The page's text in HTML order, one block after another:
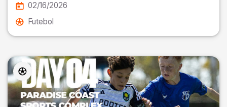
02/16/2026
Futebol